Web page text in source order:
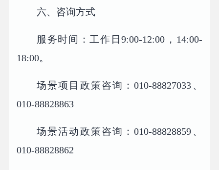
六、咨询方式
服务时间：工作日9:00-12:00，14:00-
18:00。
场景项目政策咨询：010-88827033、
010-88828863
场景活动政策咨询：010-88828859、
010-88828862